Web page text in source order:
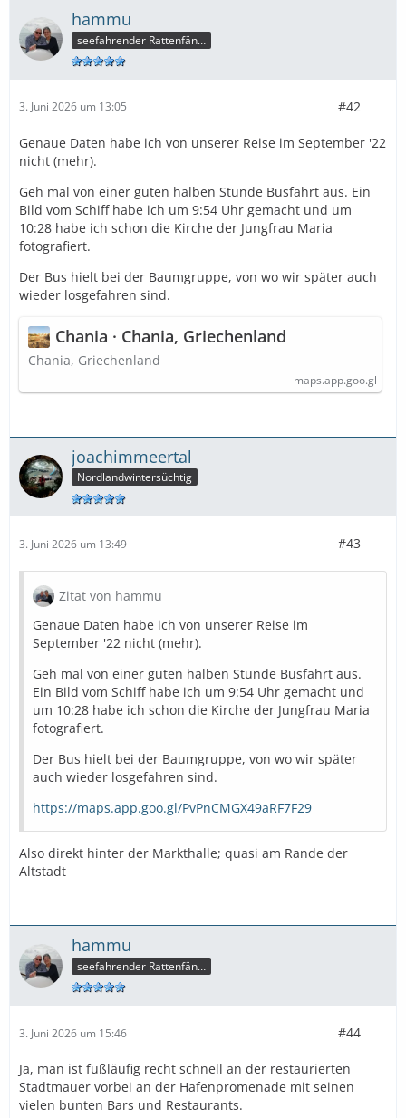
hammu
seefahrender Rattenfänger
3. Juni 2026 um 13:05 #42
Genaue Daten habe ich von unserer Reise im September '22
nicht (mehr).
Geh mal von einer guten halben Stunde Busfahrt aus. Ein
Bild vom Schiff habe ich um 9:54 Uhr gemacht und um
10:28 habe ich schon die Kirche der Jungfrau Maria
fotografiert.
Der Bus hielt bei der Baumgruppe, von wo wir später auch
wieder losgefahren sind.
Chania · Chania, Griechenland
Chania, Griechenland
maps.app.goo.gl
joachimmeertal
Nordlandwintersüchtig
3. Juni 2026 um 13:49 #43
Zitat von hammu
Genaue Daten habe ich von unserer Reise im
September '22 nicht (mehr).
Geh mal von einer guten halben Stunde Busfahrt aus.
Ein Bild vom Schiff habe ich um 9:54 Uhr gemacht und
um 10:28 habe ich schon die Kirche der Jungfrau Maria
fotografiert.
Der Bus hielt bei der Baumgruppe, von wo wir später
auch wieder losgefahren sind.
https://maps.app.goo.gl/PvPnCMGX49aRF7F29
Also direkt hinter der Markthalle; quasi am Rande der
Altstadt
hammu
seefahrender Rattenfänger
3. Juni 2026 um 15:46 #44
Ja, man ist fußläufig recht schnell an der restaurierten
Stadtmauer vorbei an der Hafenpromenade mit seinen
vielen bunten Bars und Restaurants.